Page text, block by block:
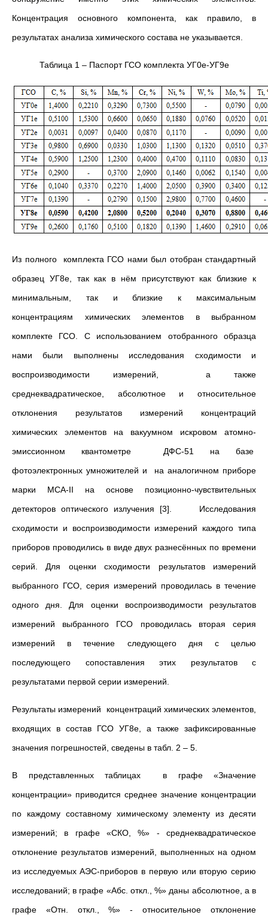
Концентрация основного компонента, как правило, в
результатах анализа химического состава не указывается.
Таблица 1 – Паспорт ГСО комплекта УГ0е-УГ9е
Из полного комплекта ГСО нами был отобран стандартный
образец УГ8е, так как в нём присутствуют как близкие к
минимальным, так и близкие к максимальным
концентрациям химических элементов в выбранном
комплекте ГСО. С использованием отобранного образца
нами были выполнены исследования сходимости и
воспроизводимости измерений, а также
среднеквадратическое, абсолютное и относительное
отклонения результатов измерений концентраций
химических элементов на вакуумном искровом атомно-
эмиссионном квантометре ДФС-51 на базе
фотоэлектронных умножителей и на аналогичном приборе
марки МСА-II на основе позиционно-чувствительных
детекторов оптического излучения [3]. Исследования
сходимости и воспроизводимости измерений каждого типа
приборов проводились в виде двух разнесённых по времени
серий. Для оценки сходимости результатов измерений
выбранного ГСО, серия измерений проводилась в течение
одного дня. Для оценки воспроизводимости результатов
измерений выбранного ГСО проводилась вторая серия
измерений в течение следующего дня с целью
последующего сопоставления этих результатов с
результатами первой серии измерений.
Результаты измерений концентраций химических элементов,
входящих в состав ГСО УГ8е, а также зафиксированные
значения погрешностей, сведены в табл. 2 – 5.
В представленных таблицах в графе «Значение
концентрации» приводится среднее значение концентрации
по каждому составному химическому элементу из десяти
измерений; в графе «СКО, %» - среднеквадратическое
отклонение результатов измерений, выполненных на одном
из исследуемых АЭС-приборов в первую или вторую серию
исследований; в графе «Абс. откл., %» даны абсолютное, а в
графе «Отн. откл., %» - относительное отклонение